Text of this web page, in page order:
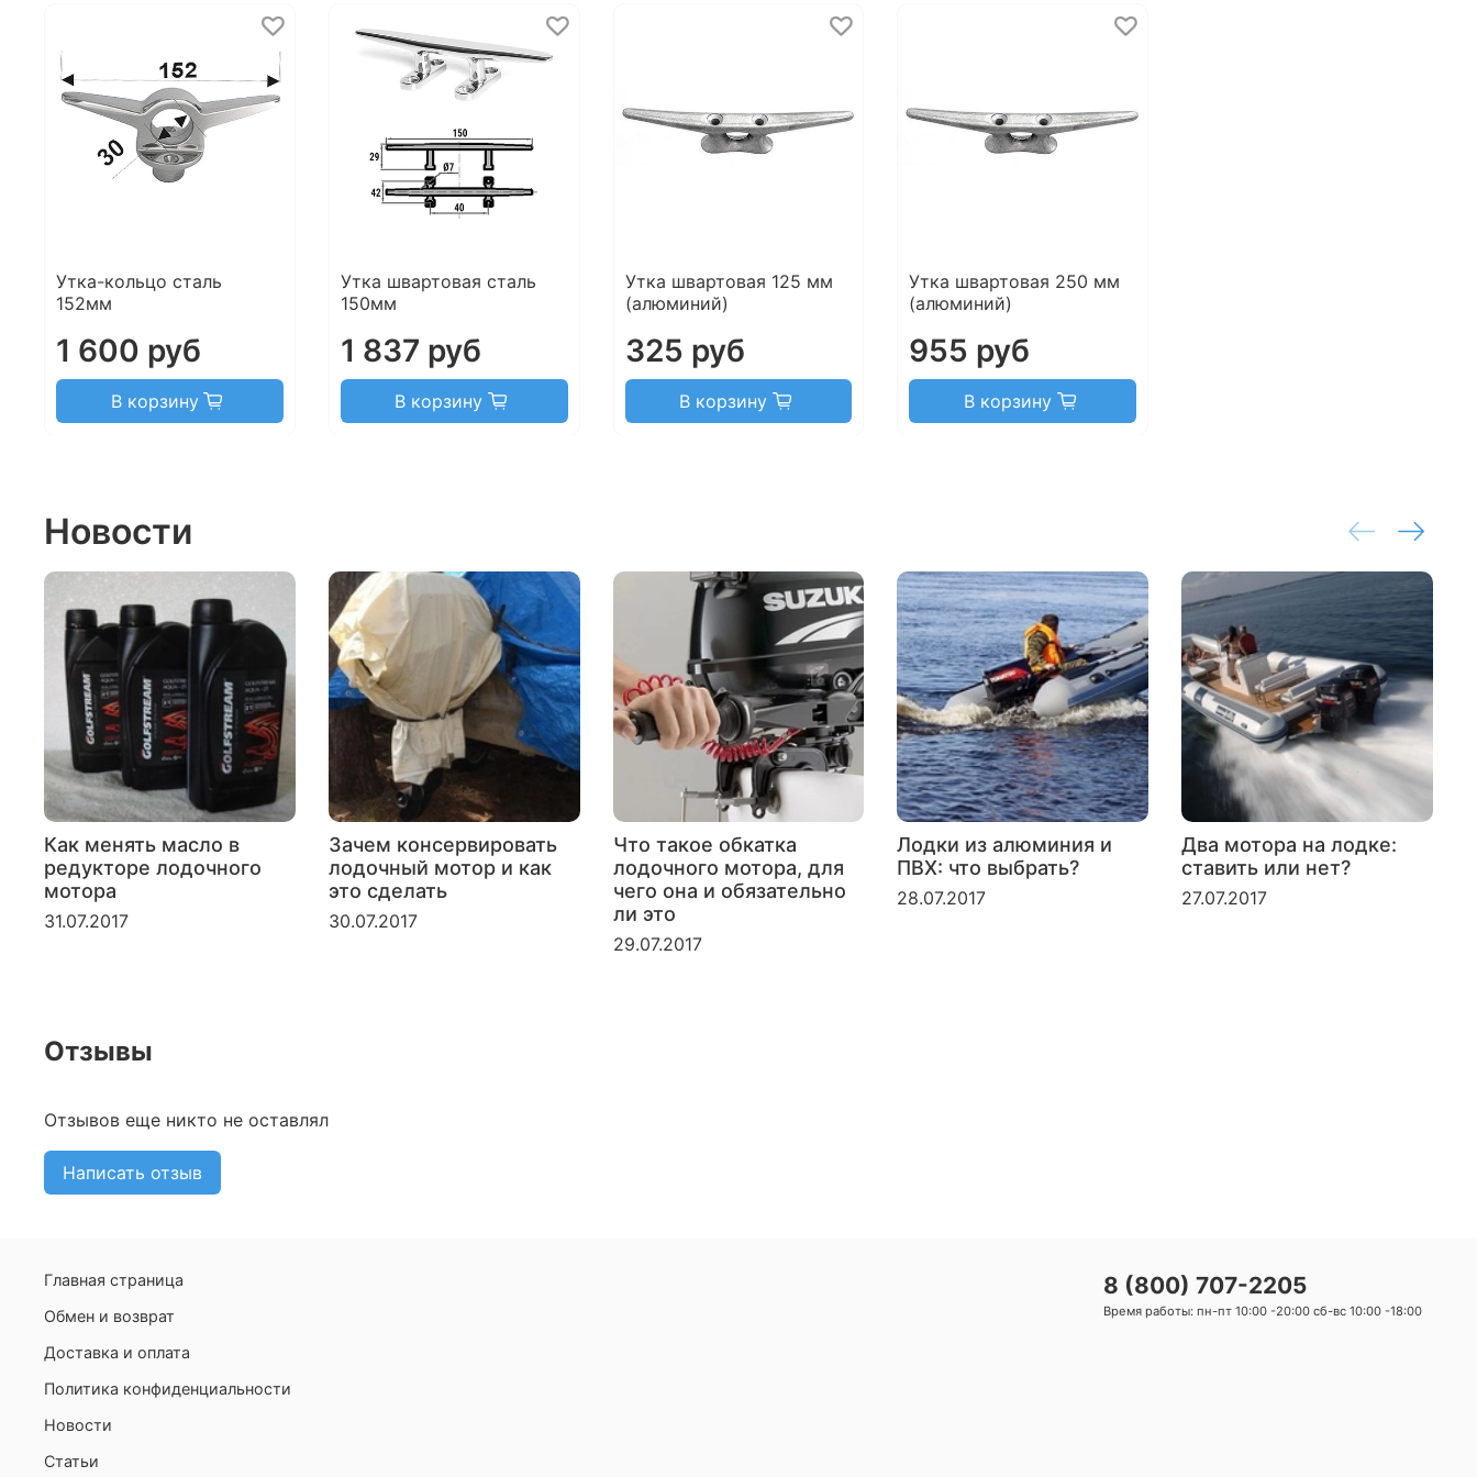
Утка-кольцо сталь
152мм
1 600 руб
В корзину
Утка швартовая сталь
150мм
1 837 руб
В корзину
Утка швартовая 125 мм
(алюминий)
325 руб
В корзину
Утка швартовая 250 мм
(алюминий)
955 руб
В корзину
Новости
Как менять масло в
редукторе лодочного
мотора
31.07.2017
Зачем консервировать
лодочный мотор и как
это сделать
30.07.2017
Что такое обкатка
лодочного мотора, для
чего она и обязательно
ли это
29.07.2017
Лодки из алюминия и
ПВХ: что выбрать?
28.07.2017
Два мотора на лодке:
ставить или нет?
27.07.2017
Отзывы
Отзывов еще никто не оставлял
Написать отзыв
Главная страница
Обмен и возврат
Доставка и оплата
Политика конфиденциальности
Новости
Статьи
8 (800) 707-2205
Время работы: пн-пт 10:00 -20:00 сб-вс 10:00 -18:00